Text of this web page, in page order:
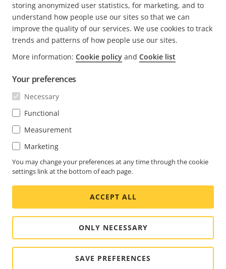
FOOTER
CONTACTO
Contacto
Experience Center
NOTICIAS E HISTORIAS
Historias de clientes
Life at Axis
Engineering at Axis
SUSCRÍBASE
Suscríbase al boletín
Suscríbase a los correos electrónicos de notificación
de seguridad de Axis
SPAIN / ESPAÑOL SALA DE PRENSA
Social
Media
Menu
Facebook
Linkedin
Youtube
X
(Twitter)
Instagram
Cookie settings Aviso legal
© 2026 Axis Communications AB. Todos los derechos
storing anonymized user statistics, for marketing, and to
understand how people use our sites so that we can
improve the quality of our services. We use cookies to track
trends and patterns of how people use our sites.
More information: Cookie policy and Cookie list
Your preferences
Necessary
Functional
Measurement
Marketing
You may change your preferences at any time through the cookie
settings link at the bottom of each page.
ACCEPT ALL
ONLY NECESSARY
SAVE PREFERENCES